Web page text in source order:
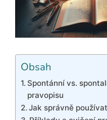
Obsah
Spontánní vs.
pravopisu
Jak správně